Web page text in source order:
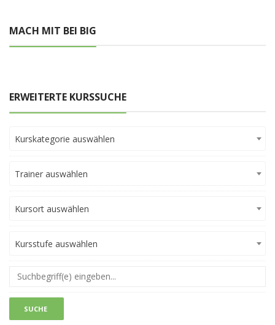
MACH MIT BEI BIG
ERWEITERTE KURSSUCHE
Kurskategorie auswählen
Trainer auswählen
Kursort auswählen
Kursstufe auswählen